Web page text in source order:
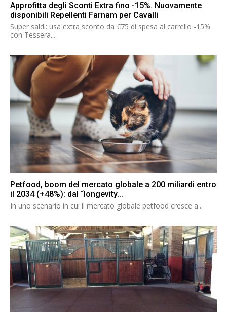
Approfitta degli Sconti Extra fino -15%. Nuovamente
disponibili Repellenti Farnam per Cavalli
Super saldi: usa extra sconto da €75 di spesa al carrello -15%
con Tessera...
Petfood, boom del mercato globale a 200 miliardi entro
il 2034 (+48%): dal “longevity...
In uno scenario in cui il mercato globale petfood cresce a...